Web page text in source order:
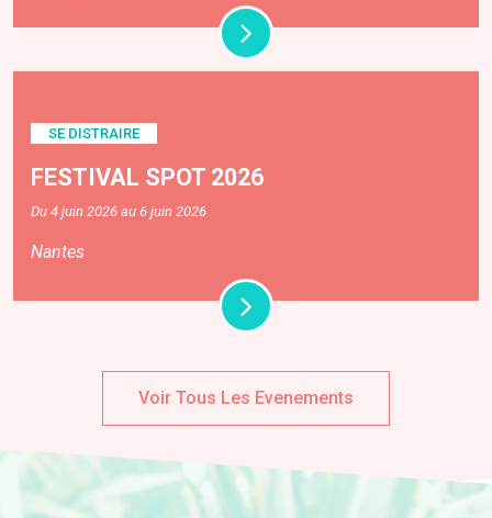
SE DISTRAIRE
FESTIVAL SPOT 2026
Du 4 juin 2026 au 6 juin 2026
Nantes
Voir Tous Les Evenements